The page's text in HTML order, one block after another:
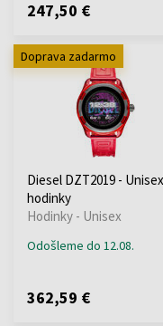
247,50 €
Doprava zadarmo
Diesel DZT2019 - Unisex
hodinky
Hodinky - Unisex
Odošleme do 12.08.
362,59 €